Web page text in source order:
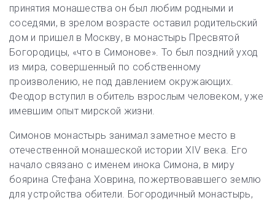
принятия монашества он был любим родными и
соседями, в зрелом возрасте оставил родительский
дом и пришел в Москву, в монастырь Пресвятой
Богородицы, «что в Симонове». То был поздний уход
из мира, совершенный по собственному
произволению, не под давлением окружающих.
Феодор вступил в обитель взрослым человеком, уже
имевшим опыт мирской жизни.
Симонов монастырь занимал заметное место в
отечественной монашеской истории XIV века. Его
начало связано с именем инока Симона, в миру
боярина Стефана Ховрина, пожертвовавшего землю
для устройства обители. Богородичный монастырь,